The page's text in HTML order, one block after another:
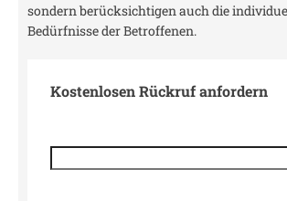
sondern berücksichtigen auch die
Bedürfnisse der Betroffenen.
Kostenlosen Rückruf anfordern